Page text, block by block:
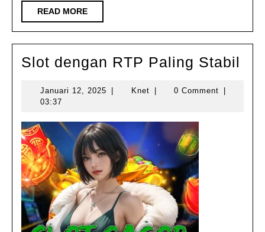
READ MOREREAD
MORE
Slot dengan RTP Paling Stabil
Januari 12, 2025 JanuariKnetKnet 0 Comment
03:37